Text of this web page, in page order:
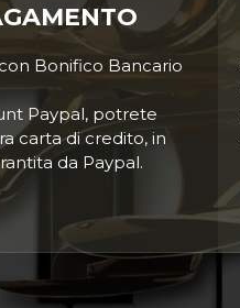
Bonifico Bancario
Paypal, potrete
carta di credito, in
da Paypal.